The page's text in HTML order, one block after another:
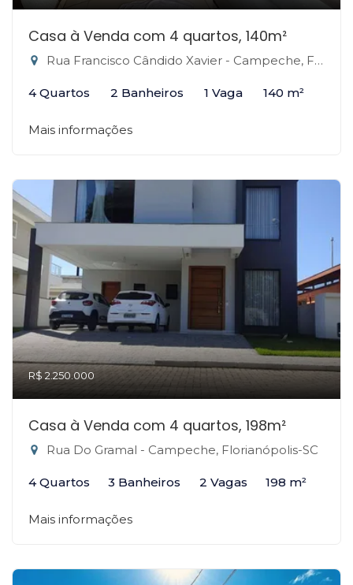
Casa à Venda com 4 quartos, 140m²
Rua Francisco Cândido Xavier - Campeche, Florianópolis-SC
4 Quartos 2 Banheiros 1 Vaga 140 m²
Mais informações
R$ 2.250.000
Casa à Venda com 4 quartos, 198m²
Rua Do Gramal - Campeche, Florianópolis-SC
4 Quartos 3 Banheiros 2 Vagas 198 m²
Mais informações